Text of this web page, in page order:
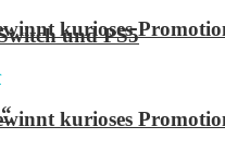
kurioses
und PS5
kurioses